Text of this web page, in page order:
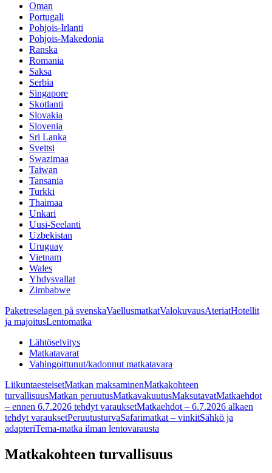
Oman
Portugali
Pohjois-Irlanti
Pohjois-Makedonia
Ranska
Romania
Saksa
Serbia
Singapore
Skotlanti
Slovakia
Slovenia
Sri Lanka
Sveitsi
Swazimaa
Taiwan
Tansania
Turkki
Thaimaa
Unkari
Uusi-Seelanti
Uzbekistan
Uruguay
Vietnam
Wales
Yhdysvallat
Zimbabwe
Paketreselagen på svenskaVaellusmatkatValokuvausAteriatHotellit
ja majoitusLentomatka
Lähtöselvitys
Matkatavarat
Vahingoittunut/kadonnut matkatavara
LiikuntaesteisetMatkan maksaminenMatkakohteen
turvallisuusMatkan peruutusMatkavakuutusMaksutavatMatkaehdot
– ennen 6.7.2026 tehdyt varauksetMatkaehdot – 6.7.2026 alkaen
tehdyt varauksetPeruutusturvaSafarimatkat – vinkitSähkö ja
adapteriTema-matka ilman lentovarausta
Matkakohteen turvallisuus